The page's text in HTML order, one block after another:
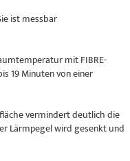
ist messbar
mit FIBRE-
19 Minuten von einer
vermindert deutlich die
Lärmpegel wird gesenkt und